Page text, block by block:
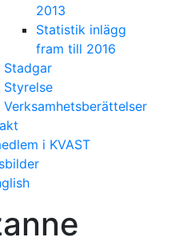
2013
Statistik inlägg
fram till 2016
Stadgar
Styrelse
Verksamhetsberättelser
i KVAST